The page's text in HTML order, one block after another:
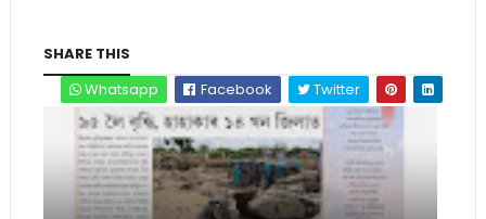
SHARE THIS
Whatsapp
Facebook Twitter